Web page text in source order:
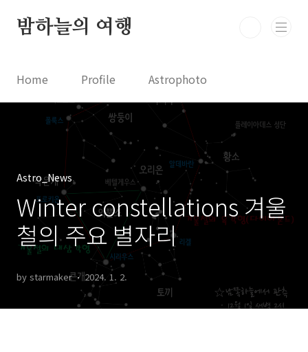
밤하늘의 여행
Home Profile Astrophoto
Astro News Comet News Astro Video
Astrophotography
Astro_News
Winter constellations 겨울
철의 주요 별자리
by starmaker 2024. 1. 2.